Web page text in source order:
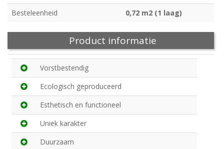
Besteleenheid
0,72 m2 (1 laag)
Product informatie
Vorstbestendig
Ecologisch geproduceerd
Esthetisch en functioneel
Uniek karakter
Duurzaam